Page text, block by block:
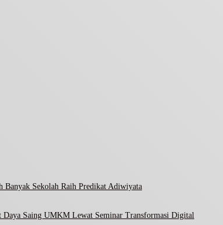
Banyak Sekolah Raih Predikat Adiwiyata
Daya Saing UMKM Lewat Seminar Transformasi Digital